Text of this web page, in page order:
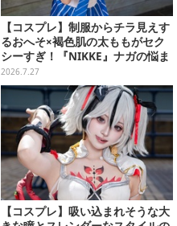
【コスプレ】制服からチラ見えす
るおへそ×褐色肌の太ももがセク
シーすぎ！『NIKKE』ナガの悩ま
しげな表情に誘惑された【写真6
枚】
2026.7.27
【コスプレ】吸い込まれそうな大